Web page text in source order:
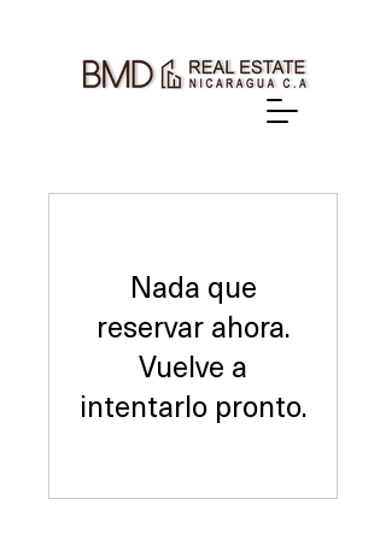
Nada que
reservar ahora.
Vuelve a
intentarlo pronto.